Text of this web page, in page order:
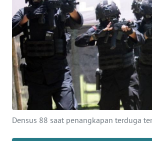
Densus 88 saat penangkapan terduga
SAINS-TEKNO
KESEHATAN
INTERNASIONAL
SERBA-SERBI
PENDIDIKAN